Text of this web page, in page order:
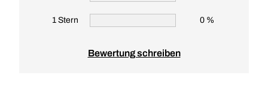
1 Stern 0 %
Bewertung schreiben